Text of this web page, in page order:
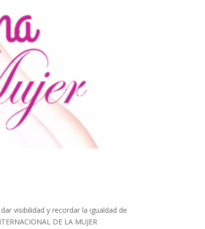
visibilidad y recordar la igualdad de
DE LA MUJER